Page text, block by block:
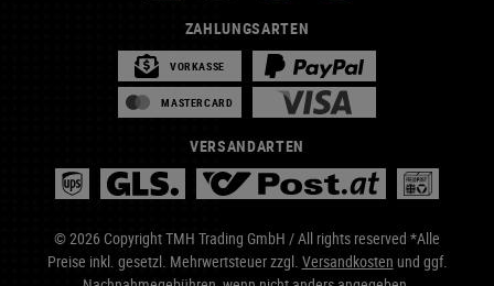
ZAHLUNGSARTEN
VORKASSE
MASTERCARD
VERSANDARTEN
© 2026 Copyright TMH Trading GmbH / All rights reserved *Alle
Preise inkl. gesetzl. Mehrwertsteuer zzgl. Versandkosten und ggf.